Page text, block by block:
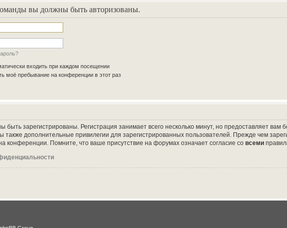
вы должны быть авторизованы.
входить при каждом посещении
моё пребывание на конференции в этот раз
зарегистрированы. Регистрация занимает всего несколько минут, но предоставляет
также дополнительные привилегии для зарегистрированных пользователей. Прежде чем
конференции. Помните, что ваше присутствие на форумах означает согласие совсеми